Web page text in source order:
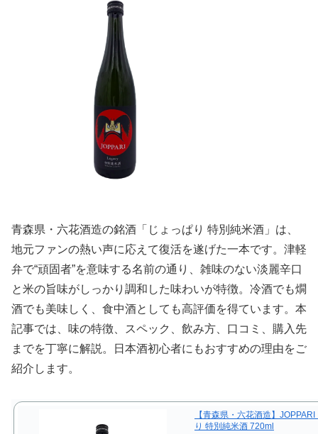
青森県・六花酒造の銘酒「じょっぱり 特別純米酒」は、
地元ファンの熱い声に応えて復活を遂げた一本です。津軽
弁で“頑固者”を意味する名前の通り、雑味のない淡麗辛口
と米の旨味がしっかり調和した味わいが特徴。冷酒でも燗
酒でも美味しく、食中酒としても高評価を得ています。本
記事では、味の特徴、スペック、飲み方、口コミ、購入先
までを丁寧に解説。日本酒初心者にもおすすめの理由をご
紹介します。
【青森県・六花酒造】
り 特別純米酒 720ml